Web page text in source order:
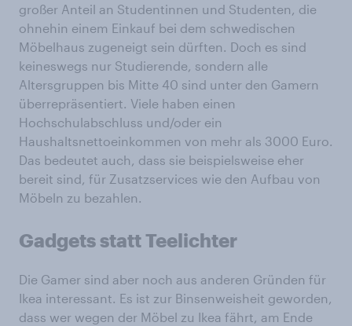
großer Anteil an Studentinnen und Studenten, die
ohnehin einem Einkauf bei dem schwedischen
Möbelhaus zugeneigt sein dürften. Doch es sind
keineswegs nur Studierende, sondern alle
Altersgruppen bis Mitte 40 sind unter den Gamern
überrepräsentiert. Viele haben einen
Hochschulabschluss und/oder ein
Haushaltsnettoeinkommen von mehr als 3000 Euro.
Das bedeutet auch, dass sie beispielsweise eher
bereit sind, für Zusatzservices wie den Aufbau von
Möbeln zu bezahlen.
Gadgets statt Teelichter
Die Gamer sind aber noch aus anderen Gründen für
Ikea interessant. Es ist zur Binsenweisheit geworden,
dass wer wegen der Möbel zu Ikea fährt, am Ende